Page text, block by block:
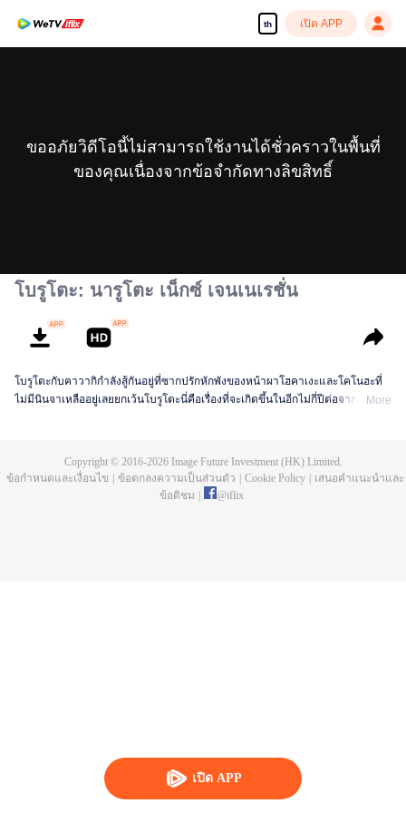
th เปิด APP
เปิด APP
ขออภัยวิดีโอนี้ไม่สามารถใช้งานได้ชั่วคราวในพื้นที่
ของคุณเนื่องจากข้อจำกัดทางลิขสิทธิ์
โบรูโตะ: นารูโตะ เน็กซ์ เจนเนเรชั่น
โบรูโตะกับคาวากิกำลังสู้กันอยู่ที่ซากปรักหักพังของหน้าผาโฮคาเงะและโคโนฮะที่
ไม่มีนินจาเหลืออยู่เลยยกเว้นโบรูโตะนี่คือเรื่องที่จะเกิดขึ้นในอีกไม่กี่ปีต่อจากนี้
More
Copyright © 2016-2026Image Future Investment (HK) Limited.
ข้อกำหนดและเงื่อนไข
ข้อตกลงความเป็นส่วนตัว Cookie Policy
เสนอคำแนะนำและ
ข้อติชม
@iflix